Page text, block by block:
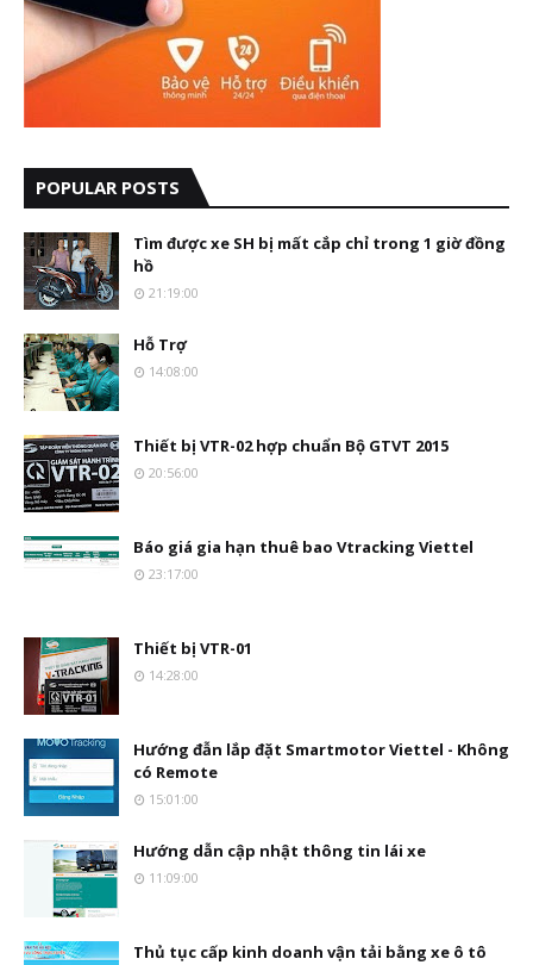
POPULAR POSTS
Tìm được xe SH bị mất cắp chỉ trong 1 giờ đồng
hồ
21:19:00
Hỗ Trợ
14:08:00
Thiết bị VTR-02 hợp chuẩn Bộ GTVT 2015
20:56:00
Báo giá gia hạn thuê bao Vtracking Viettel
23:17:00
Thiết bị VTR-01
14:28:00
Hướng đẫn lắp đặt Smartmotor Viettel - Không
có Remote
15:01:00
Hướng dẫn cập nhật thông tin lái xe
11:09:00
Thủ tục cấp kinh doanh vận tải bằng xe ô tô